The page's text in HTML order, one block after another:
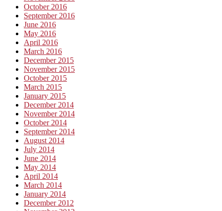
October 2016
September 2016
June 2016
May 2016
April 2016
March 2016
December 2015
November 2015
October 2015
March 2015
January 2015
December 2014
November 2014
October 2014
September 2014
August 2014
July 2014
June 2014
May 2014
April 2014
March 2014
January 2014
December 2012